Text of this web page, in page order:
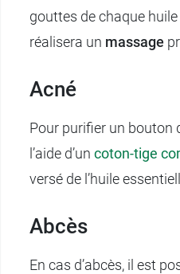
gouttes de chaque
réalisera un massage
Acné
Pour purifier un bouton
l’aide d’un coton-tige
versé de l’huile
Abcès
En cas d’abcès, il est